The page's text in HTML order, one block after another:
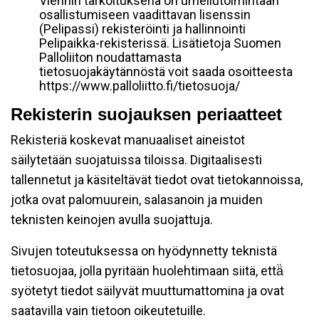
osallistumiseen vaadittavan lisenssin
(Pelipassi) rekisteröinti ja hallinnointi
Pelipaikka-rekisterissä. Lisätietoja Suomen
Palloliiton noudattamasta
tietosuojakäytännöstä voit saada osoitteesta
https://www.palloliitto.fi/tietosuoja/
Rekisterin suojauksen periaatteet
Rekisteriä koskevat manuaaliset aineistot
säilytetään suojatuissa tiloissa. Digitaalisesti
tallennetut ja käsiteltävät tiedot ovat tietokannoissa,
jotka ovat palomuurein, salasanoin ja muiden
teknisten keinojen avulla suojattuja.
Sivujen toteutuksessa on hyödynnetty teknistä
tietosuojaa, jolla pyritään huolehtimaan siitä, että̈
syötetyt tiedot säilyvät muuttumattomina ja ovat
saatavilla vain tietoon oikeutetuille.